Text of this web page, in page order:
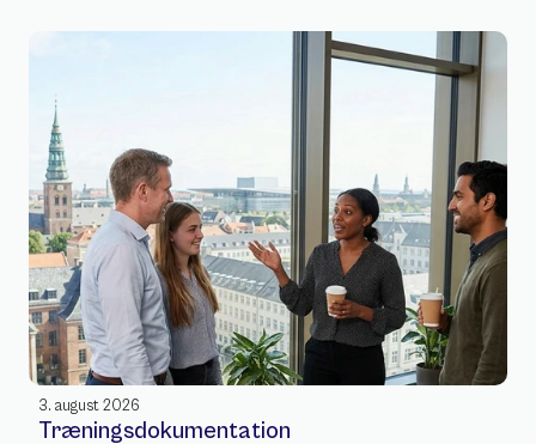
3. august 2026
Træningsdokumentation